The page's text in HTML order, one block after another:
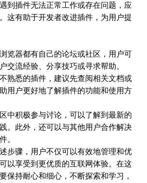
到插件无法正常工作或存在问题，应
这有助于开发者改进插件，为用户提
览器都有自己的论坛或社区，用户可
交流经验、分享技巧或寻求帮助。
熟悉的插件，建议先查阅相关文档或
用户更好地了解插件的功能和使用方
中积极参与讨论，可以了解到最新的
。此外，还可以与其他用户合作解决
。
步骤，用户不仅可以有效地管理和优
以享受到更优质的互联网体验。在这
保持耐心和细心，不断探索和学习，